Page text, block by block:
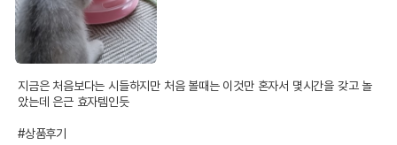
지금은 처음보다는 시들하지만 처음 볼때는 이것만 혼자서 몇시간을 갖고 놀
았는데 은근 효자템인듯
#상품후기